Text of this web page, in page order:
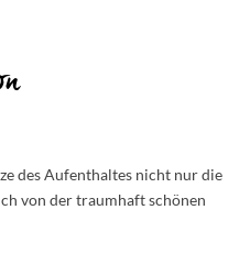
des Aufenthaltes nicht nur die
von der traumhaft schönen